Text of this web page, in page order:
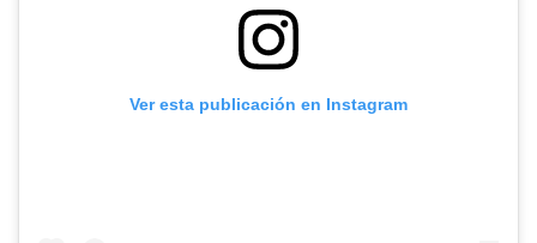
Ver esta publicación en Instagram